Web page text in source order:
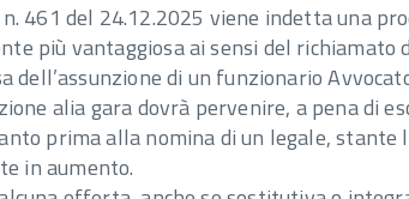
461 del 24.12.2025 viene indetta una
più vantaggiosa ai sensi del
dell’assunzione di un funzionario
alia gara dovrà pervenire, a pena di
prima alla nomina di un legale, stante
in aumento.